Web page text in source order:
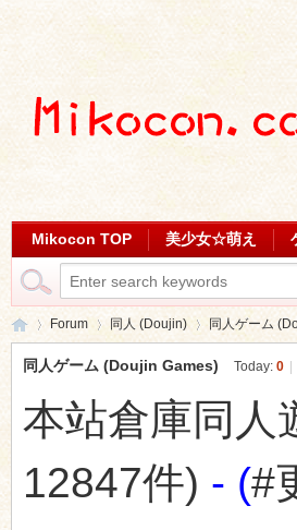
Mikocon TOP 美少女☆萌え
»
Forum
›
同人 (Doujin) 同人ゲーム
同人ゲーム (Doujin Games) Today: 0
本站倉庫同人
12847件) - (#